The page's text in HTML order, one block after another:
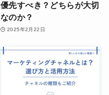
優先すべき？どちらが大切
なのか？
2025年2月22日